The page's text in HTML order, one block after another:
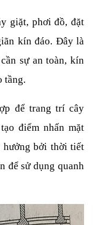
giặt, phơi đồ, đặt
kín đáo. Đây là
sự an toàn, kín
tầng.
để trang trí cây
điểm nhấn mặt
hưởng bởi thời tiết
để sử dụng quanh